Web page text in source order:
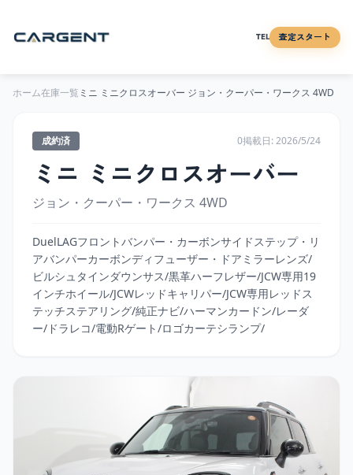
TEL 査定スタート
ホーム在庫一覧 ミニ ミニクロスオーバー ジョン・クーパー・ワークス 4WD
成約済 0掲載日: 2026/5/24
ミニ ミニクロスオーバー
ジョン・クーパー・ワークス 4WD
DuelLAGフロントバンパー・カーボンサイドステップ・リ
アバンパーカーボンディフューザー・ドアミラーレンズ/
ビルシュタインダウンサス/黒革ハーフレザー/JCW専用19
インチホイール/JCWレッドキャリパー/JCW専用レッドス
テッチステアリング/純正ナビ/ハーマンカードン/レーダ
ー/ドラレコ/電動Rゲート/ロゴカーテシランプ/